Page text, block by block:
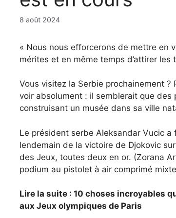
8 août 2024
« Nous nous efforcerons de mettre en
mérites et en même temps d’attirer
Vous visitez la Serbie prochainement
voir absolument : il semblerait que des
construisant un musée dans sa ville
Le président serbe Aleksandar Vucic a
lendemain de la victoire de Djokovic
des Jeux, toutes deux en or. (Zorana
podium au pistolet à air comprimé
Lire la suite : 10 choses incroyables
aux Jeux olympiques de Paris